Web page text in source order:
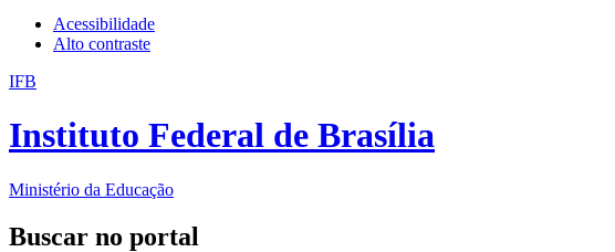
Acessibilidade
Alto contraste
IFB
Instituto Federal de Brasília
Ministério da Educação
Buscar no portal